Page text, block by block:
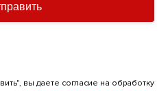
вы даете согласие на обработку